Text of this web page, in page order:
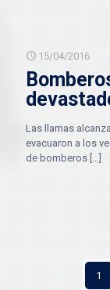
15/04/2016
Las llamas
evacuaron a los
de bomberos […]
1